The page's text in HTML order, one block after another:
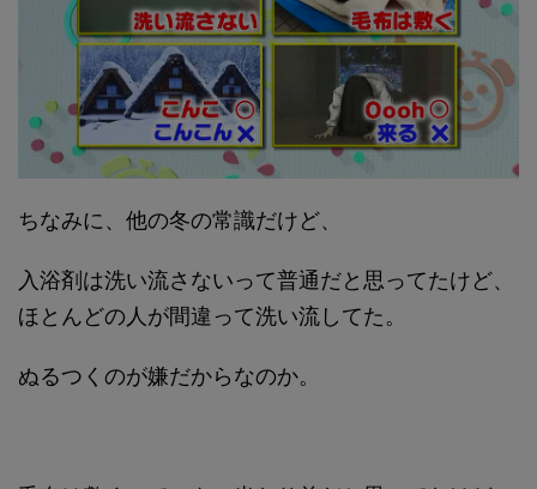
ちなみに、他の冬の常識だけど、
入浴剤は洗い流さないって普通だと思ってたけど、
ほとんどの人が間違って洗い流してた。
ぬるつくのが嫌だからなのか。